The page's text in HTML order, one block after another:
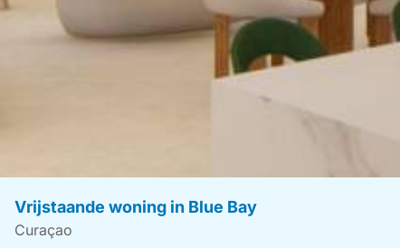
Vrijstaande woning in Blue Bay
Curaçao